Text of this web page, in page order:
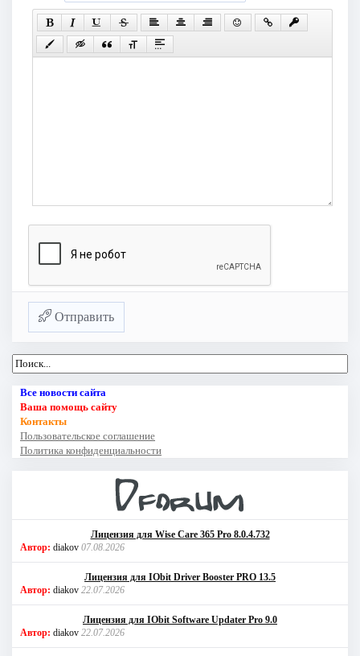
Отправить
Все новости сайта
Ваша помощь сайту
Контакты
Пользовательское соглашение
Политика конфиденциальности
Лицензия для Wise Care 365 Pro 8.0.4.732
Автор: diakov 07.08.2026
Лицензия для IObit Driver Booster PRO 13.5
Автор: diakov 22.07.2026
Лицензия для IObit Software Updater Pro 9.0
Автор: diakov 22.07.2026